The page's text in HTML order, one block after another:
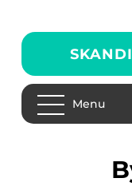
Menu